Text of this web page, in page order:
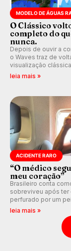
MODELO DE ÁGUAS
O Clássico
completo do
nunca.
Depois de ouvir a
o Waves traz de
visualização
previsão de águas
ondas para até 16
leia mais »
ACIDENTE RARO
“O médico
meu coração”
Brasileiro conta
sobreviveu após ter
perfurado por um
agulha enquanto
leia mais »